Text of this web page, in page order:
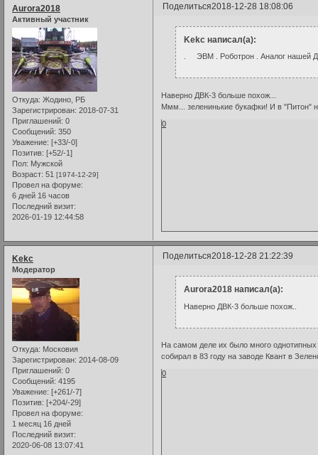
Поделиться2018-12-28 18:08:06
Aurora2018
Активный участник
Откуда: Жодино, РБ
Зарегистрирован: 2018-07-31
Приглашений: 0
Сообщений: 350
Уважение: [+33/-0]
Позитив: [+52/-1]
Пол: Мужской
Возраст: 51 [1974-12-29]
Провел на форуме:
6 дней 16 часов
Последний визит:
2026-01-19 12:44:58
Kekc написал(а):
. ЭВМ . Роботрон . Аналог нашей
Наверно ДВК-3 больше похож...
Ммм... зеленинькие букафки! И в "Питон"
0
Поделиться2018-12-28 21:22:39
Kekc
Модератор
Откуда: Московия
Зарегистрирован: 2014-08-09
Приглашений: 0
Сообщений: 4195
Уважение: [+261/-7]
Позитив: [+204/-29]
Провел на форуме:
1 месяц 16 дней
Последний визит:
2020-06-08 13:07:41
Aurora2018 написал(а):
Наверно ДВК-3 больше похож..
На самом деле их было много
собирал в 83 году на заводе Квант в
0